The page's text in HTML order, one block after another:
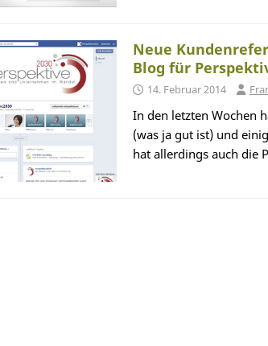
Neue
Blog für
14. Februar 2014
In den letzten Wochen
(was ja gut ist) und
hat allerdings auch die